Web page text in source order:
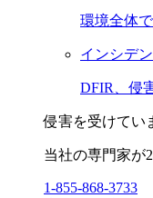
環境全体
インシデ
DFIR、侵
侵害を受けてい
当社の専門家が
1-855-868-3733